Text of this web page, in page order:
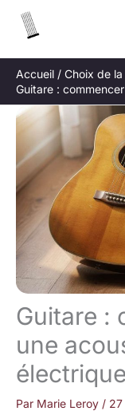
Accueil
Choix de
Guitare :
Guitare :
une
Par Marie Leroy /
h
r
h
e